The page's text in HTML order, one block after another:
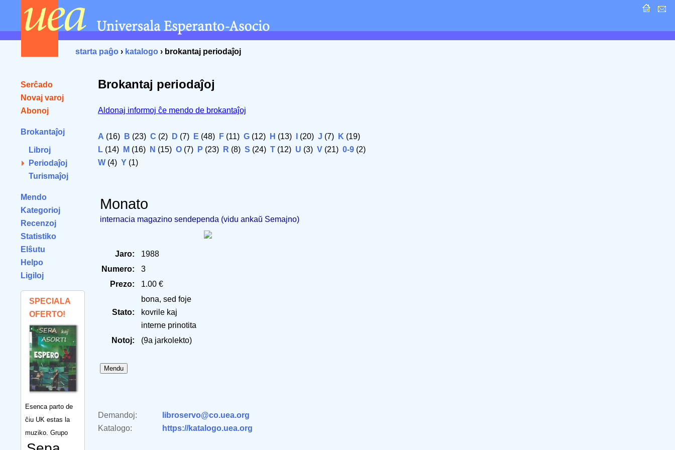
starta paĝo › katalogo › brokantaj periodaĵoj
Serĉado
Novaj varoj
Abonoj
Brokantaĵoj
Libroj
Periodaĵoj
Turismaĵoj
Mendo
Kategorioj
Recenzoj
Statistiko
Elŝutu
Helpo
Ligiloj
SPECIALA
OFERTO!
Esenca parto de
ĉiu UK estas la
muziko. Grupo
Brokantaj periodaĵoj
Aldonaj informoj ĉe mendo de brokantaĵoj
A (16) B (23) C (2) D (7) E (48) F (11) G (12) H (13) (20) J (7) K (19)
L (14) M (16) N (15) O (7) P (23) R (8) S (24) T (12) U (3) V (21) 0-9 (2)
W (4) Y (1)
Monato
internacia magazino sendependa (vidu ankaŭ Semajno)
Jaro:
1988
Numero:
3
Prezo:
1.00 €
Stato:
bona, sed foje
kovrile kaj
interne prinotita
Notoj:
(9a jarkolekto)
Demandoj:
libroservo@co.uea.org
Katalogo:
https://katalogo.uea.org